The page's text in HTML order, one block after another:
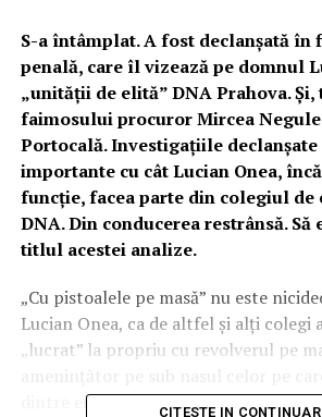
S-a întâmplat. A fost declanșată în
penală, care îl vizează pe domnul
„unității de elită” DNA Prahova.
faimosului procuror Mircea
Portocală. Investigațiile
importante cu cât Lucian Onea,
funcție, facea parte din colegiul de
DNA. Din conducerea restrânsă. Să
titlul acestei analize.
„Cu pistoalele pe masă” nu este
Lucian Onea, ca de altfel și alți colegi
„lucrat” la propriu cu revolverul pe
dintre ei de-a dreptul terorizați. Să ne
CITESTE IN